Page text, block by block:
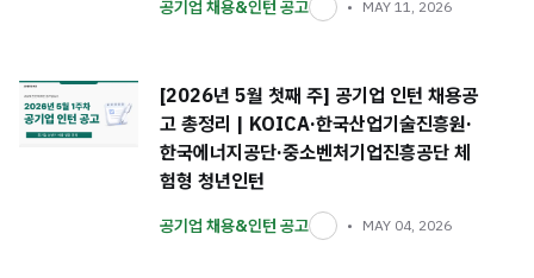
공기업 채용&인턴 공고 MAY 11, 2026
[2026년 5월 첫째 주] 공기업 인턴 채용공
고 총정리 | KOICA·한국산업기술진흥원·
한국에너지공단·중소벤처기업진흥공단 체
험형 청년인턴
공기업 채용&인턴 공고 MAY 04, 2026